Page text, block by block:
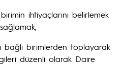
ihtiyaçlarını belirlemek
bağlı birimlerden toplayarak
düzenli olarak Daire